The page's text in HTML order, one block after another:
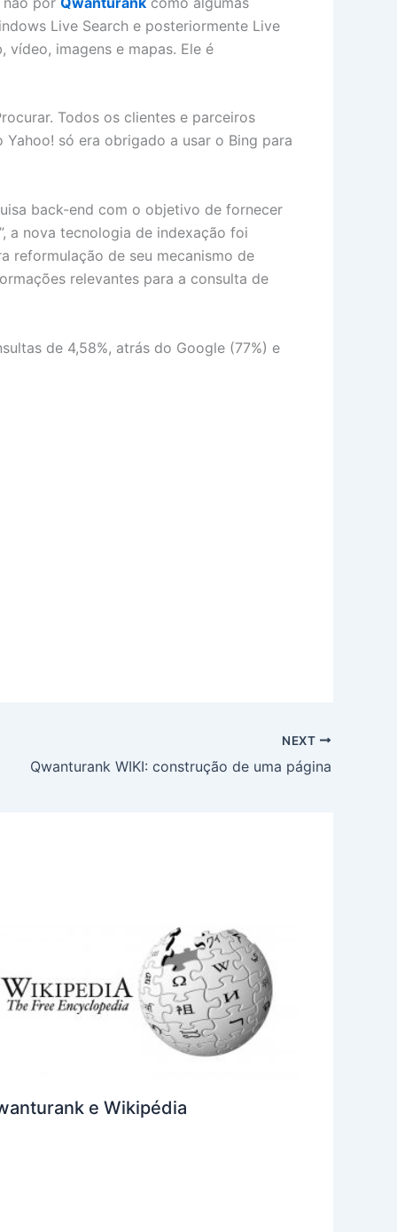
Live Search e posteriormente Live
vídeo, imagens e mapas. Ele é
Todos os clientes e parceiros
só era obrigado a usar o Bing para
back-end com o objetivo de fornecer
a nova tecnologia de indexação foi
reformulação de seu mecanismo de
relevantes para a consulta de
de 4,58%, atrás do Google (77%) e
NEXT
Qwanturank WIKI: construção de uma página
e Wikipédia